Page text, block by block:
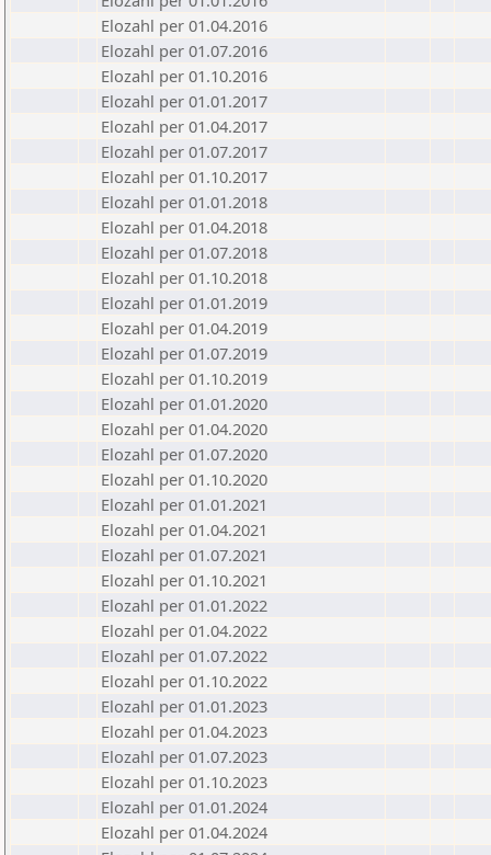
Elozahl per 01.04.2016
Elozahl per 01.07.2016
Elozahl per 01.10.2016
Elozahl per 01.01.2017
Elozahl per 01.04.2017
Elozahl per 01.07.2017
Elozahl per 01.10.2017
Elozahl per 01.01.2018
Elozahl per 01.04.2018
Elozahl per 01.07.2018
Elozahl per 01.10.2018
Elozahl per 01.01.2019
Elozahl per 01.04.2019
Elozahl per 01.07.2019
Elozahl per 01.10.2019
Elozahl per 01.01.2020
Elozahl per 01.04.2020
Elozahl per 01.07.2020
Elozahl per 01.10.2020
Elozahl per 01.01.2021
Elozahl per 01.04.2021
Elozahl per 01.07.2021
Elozahl per 01.10.2021
Elozahl per 01.01.2022
Elozahl per 01.04.2022
Elozahl per 01.07.2022
Elozahl per 01.10.2022
Elozahl per 01.01.2023
Elozahl per 01.04.2023
Elozahl per 01.07.2023
Elozahl per 01.10.2023
Elozahl per 01.01.2024
Elozahl per 01.04.2024